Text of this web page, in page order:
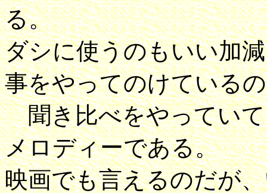
る。
ダシに使うのもいい加
事をやってのけている
聞き比べをやっていて
メロディーである。
映画でも言えるのだが